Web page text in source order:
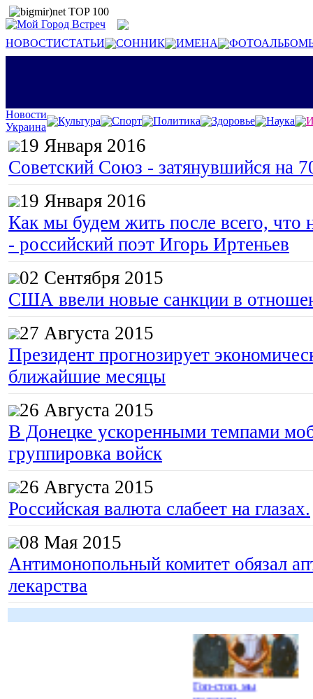
НОВОСТИСТАТЬИ СОННИК ИМЕНА
Новости
Украина
Культура Спорт Политика Здоровье Наука
19 Января 2016
Советский Союз - затянувшийся на
19 Января 2016
Как мы будем жить после всего, что
- российский поэт Игорь Иртеньев
02 Сентября 2015
США ввели новые санкции в
27 Августа 2015
Президент прогнозирует
ближайшие месяцы
26 Августа 2015
В Донецке ускоренными темпами
группировка войск
26 Августа 2015
Российская валюта слабеет на глазах.
08 Мая 2015
Антимонопольный комитет обязал
лекарства
Гоп-стоп, мы
подошли...